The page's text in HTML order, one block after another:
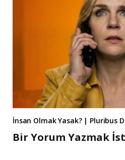
İnsan Olmak Yasak? | Pluribus
Bir Yorum Yazmak